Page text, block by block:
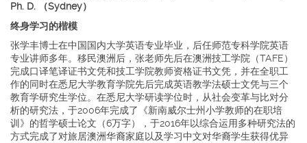
Ph. D. （Sydney）
终身学习的楷模
张学丰博士在中国国内大学英语专业毕业，后任师范专科学院英语
专业讲师多年。移民澳洲后，张老师先后在澳洲技工学院（TAFE）
完成口译笔译证书文凭和技工学院教师资格证书文凭，并在全职工
作的同时在悉尼大学教育学院先后完成英语教学法硕士文凭与三个
教育学研究生学位。在悉尼大学研读学位时，从社会变革与比对分
析的研究法，于2006年完成了《新南威尔士州小学教师的在职培
训》的哲学硕士论文（6万字），于2016年以综合运用多种研究法的
方式完成了对旅居澳洲华裔家庭以及学习中文对华裔学生获得优异